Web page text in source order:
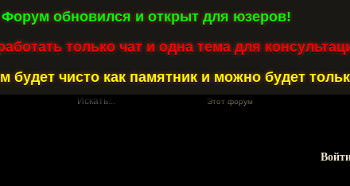
Форум обновился и открыт для юзеров!
только чат и одна тема для
будет чисто как памятник и можно будет
Этот форум